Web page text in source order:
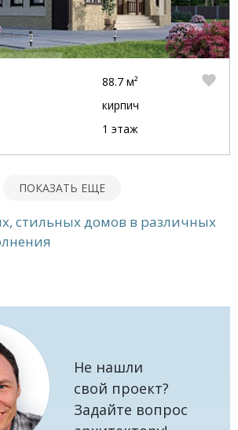
88.7 м²
кирпич
1 этаж
ПОКАЗАТЬ ЕЩЕ
стильных домов в различных
Не нашли
свой проект?
Задайте вопрос